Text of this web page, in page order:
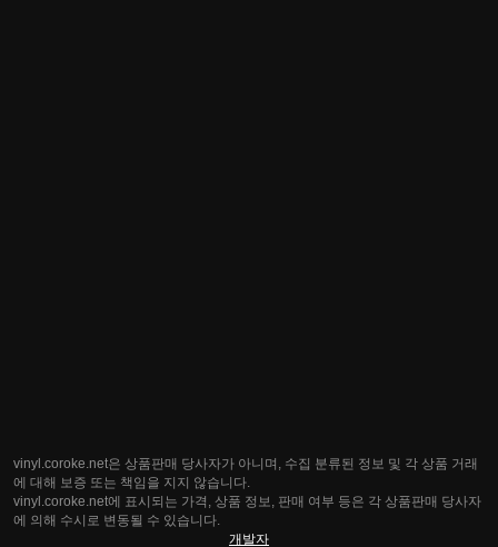
vinyl.coroke.net은 상품판매 당사자가 아니며, 수집 분류된 정보 및 각 상품 거래
에 대해 보증 또는 책임을 지지 않습니다.
vinyl.coroke.net에 표시되는 가격, 상품 정보, 판매 여부 등은 각 상품판매 당사자
에 의해 수시로 변동될 수 있습니다.
개발자